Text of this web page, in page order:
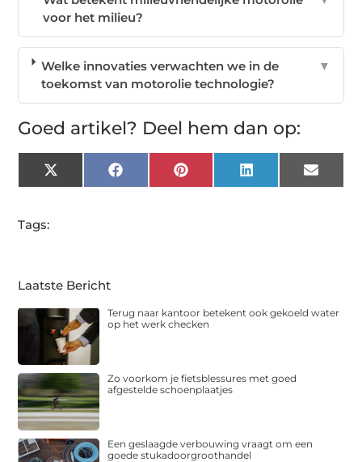
voor het milieu?
Welke innovaties verwachten we in de
toekomst van motorolie technologie?
▼
Goed artikel? Deel hem dan op:
X
(Twitter)
FacebookPinterest LinkedIn Email
Tags:
Laatste Bericht
Terug naar kantoor betekent ook gekoeld water
op het werk checken
Zo voorkom je fietsblessures met goed
afgestelde schoenplaatjes
Een geslaagde verbouwing vraagt om een
goede stukadoorgroothandel